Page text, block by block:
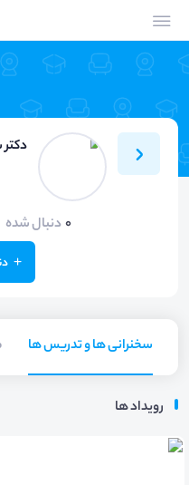
0 دنبال شده
سخنرانی ها و تدریس ها
رویداد ها